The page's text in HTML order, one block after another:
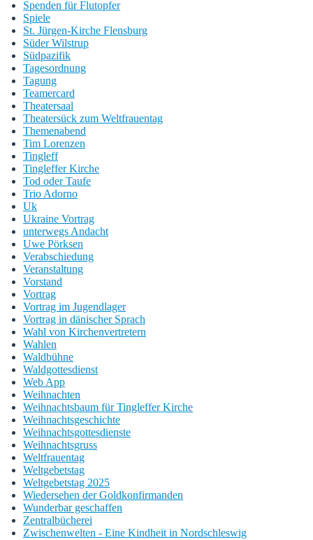
Spenden für Flutopfer
Spiele
St. Jürgen-Kirche Flensburg
Süder Wilstrup
Südpazifik
Tagesordnung
Tagung
Teamercard
Theatersaal
Theatersück zum Weltfrauentag
Themenabend
Tim Lorenzen
Tingleff
Tingleffer Kirche
Tod oder Taufe
Trio Adorno
Uk
Ukraine Vortrag
unterwegs Andacht
Uwe Pörksen
Verabschiedung
Veranstaltung
Vorstand
Vortrag
Vortrag im Jugendlager
Vortrag in dänischer Sprach
Wahl von Kirchenvertretern
Wahlen
Waldbühne
Waldgottesdienst
Web App
Weihnachten
Weihnachtsbaum für Tingleffer Kirche
Weihnachtsgeschichte
Weihnachtsgottesdienste
Weihnachtsgruss
Weltfrauentag
Weltgebetstag
Weltgebetstag 2025
Wiedersehen der Goldkonfirmanden
Wunderbar geschaffen
Zentralbücherei
Zwischenwelten - Eine Kindheit in Nordschleswig